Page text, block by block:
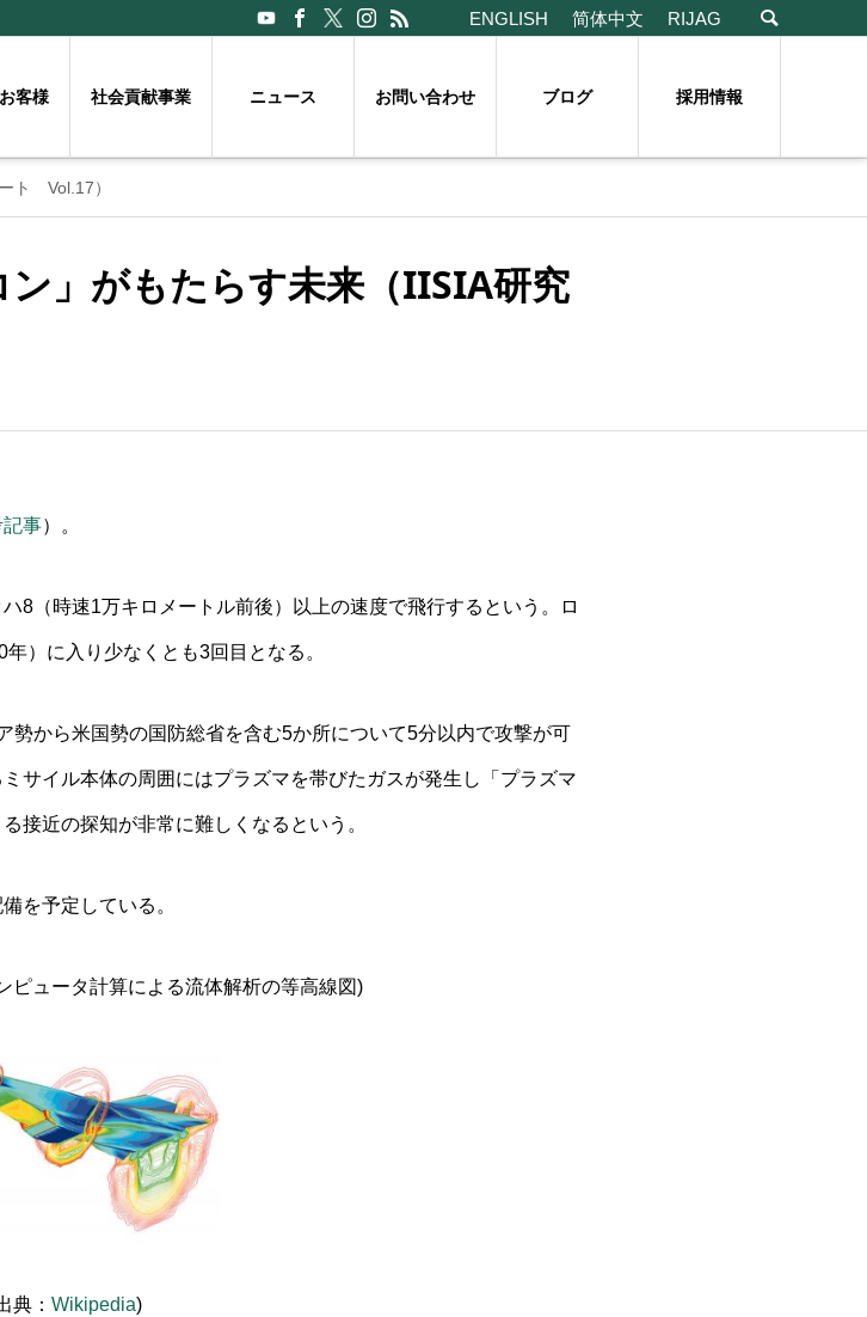
ENGLISH 简体中文 RIJAG
客様 社会貢献事業 ニュース お問い合わせ ブログ 採用情報
ト Vol.17）
」がもたらす未来（IISIA研究
事）。
8（時速1万キロメートル前後）以上の速度で飛行するという。ロ
）に入り少なくとも3回目となる。
勢から米国勢の国防総省を含む5か所について5分以内で攻撃が可
サイル本体の周囲にはプラズマを帯びたガスが発生し「プラズマ
接近の探知が非常に難しくなるという。
を予定している。
ピュータ計算による流体解析の等高線図)
典： Wikipedia)